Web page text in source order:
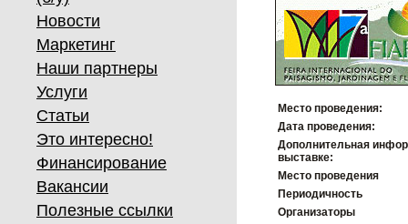
Новости
Маркетинг
Наши партнеры
Услуги
Статьи
Это интересно!
Финансирование
Вакансии
Полезные ссылки
Место проведения:
Дата проведения:
Дополнительная
выставке:
Место проведения
Периодичность
Организаторы